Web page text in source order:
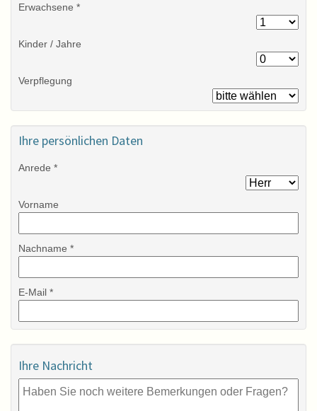
Erwachsene *
Kinder / Jahre
Verpflegung
Ihre persönlichen Daten
Anrede *
Vorname
Nachname *
E-Mail *
Ihre Nachricht